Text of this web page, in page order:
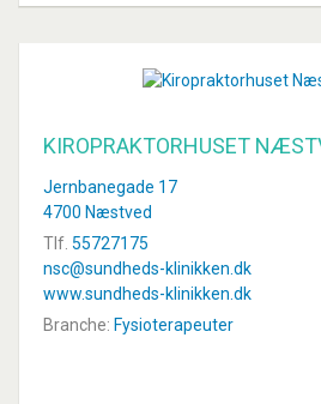
KIROPRAKTORHUSET
Jernbanegade 17
4700 Næstved
Tlf. 55727175
nsc@sundheds-klinikken.dk
www.sundheds-klinikken.dk
Branche: Fysioterapeuter